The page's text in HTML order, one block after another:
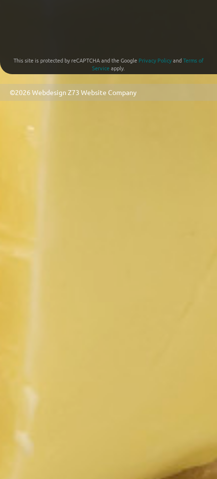
©2026 Webdesign Z73 Website Company
This site is protected by reCAPTCHA and the Google Privacy PolicyandTerms of
Serviceapply.